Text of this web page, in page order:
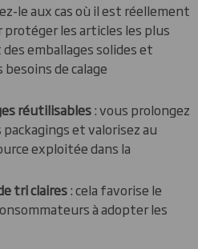
le aux cas où il est réellement
les articles les plus
emballages solides et
de calage
réutilisables: vous prolongez
et valorisez au
exploitée dans la
tri claires: cela favorise le
à adopter les